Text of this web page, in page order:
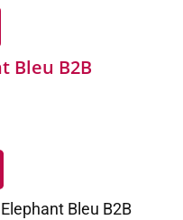
Bleu B2B
Bleu B2B